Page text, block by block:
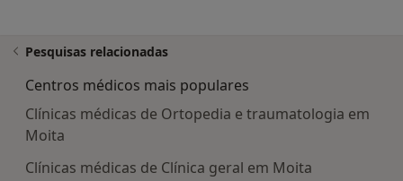
Pesquisas relacionadas
Centros médicos mais populares
Clínicas médicas de Ortopedia e traumatologia em
Moita
Clínicas médicas de Clínica geral em Moita